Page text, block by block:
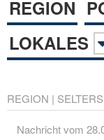
REGION
LOKALES
REGION | SELTERS
Nachricht vom